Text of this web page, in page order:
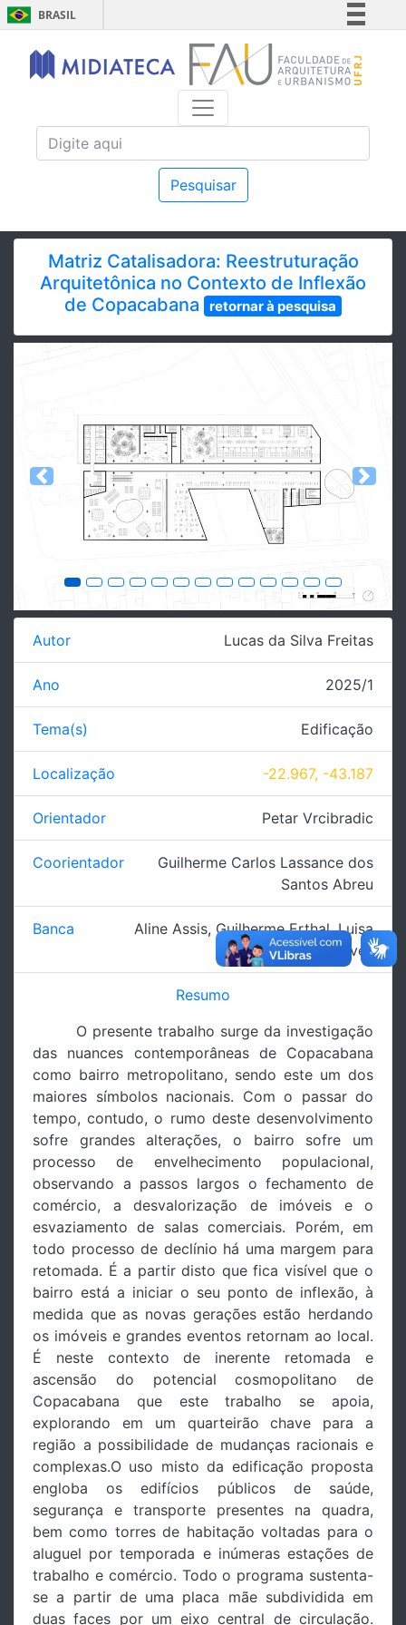
BRASIL
Simplifique!
Comunica BR
Acesso à informação
Pesquisar
Matriz Catalisadora: Reestruturação
Arquitetônica no Contexto de Inflexão
de Copacabana
retornar à pesquisa
Previous Next
Autor Lucas da Silva Freitas
Ano 2025/1
Tema(s) Edificação
Localização -22.967, -43.187
Orientador Petar Vrcibradic
Coorientador
Guilherme Carlos Lassance dos
Santos Abreu
Banca Aline Assis, Guilherme Erthal,Luisa
Gonçalves
Resumo
O presente trabalho surge da investigação
das nuances contemporâneas de Copacabana
como bairro metropolitano, sendo este um dos
maiores símbolos nacionais. Com o passar do
tempo, contudo, o rumo deste desenvolvimento
sofre grandes alterações, o bairro sofre um
processo de envelhecimento populacional,
observando a passos largos o fechamento de
comércio, a desvalorização de imóveis e o
esvaziamento de salas comerciais. Porém, em
todo processo de declínio há uma margem para
retomada. É a partir disto que fica visível que o
bairro está a iniciar o seu ponto de inflexão, à
medida que as novas gerações estão herdando
os imóveis e grandes eventos retornam ao local.
É neste contexto de inerente retomada e
ascensão do potencial cosmopolitano de
Copacabana que este trabalho se apoia,
explorando em um quarteirão chave para a
região a possibilidade de mudanças racionais e
complexas.O uso misto da edificação proposta
engloba os edifícios públicos de saúde,
segurança e transporte presentes na quadra,
bem como torres de habitação voltadas para o
aluguel por temporada e inúmeras estações de
trabalho e comércio. Todo o programa sustenta-
se a partir de uma placa mãe subdividida em
duas faces por um eixo central de circulação.